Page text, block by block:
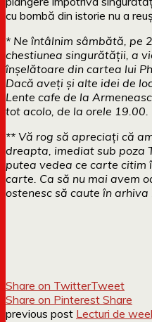
cu bombă din istorie nu a
* Ne întâlnim sâmbătă, pe
chestiunea singurătății, a
înșelătoare din cartea lui
Dacă aveți și alte idei de
Lente cafe de la
tot acolo, de la orele 19.00.
** Vă rog să apreciați că
dreapta, imediat sub poza
putea vedea ce carte citim
carte. Ca să nu mai avem
ostenesc să caute în
Share on TwitterTweet
Share on Pinterest Share
previous post Lecturi de